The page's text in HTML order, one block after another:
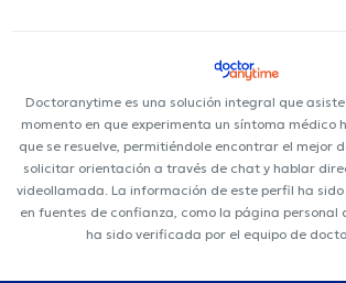
Doctoranytime es una solución integral que
momento en que experimenta un síntoma médico
que se resuelve, permitiéndole encontrar el mejor
solicitar orientación a través de chat y hablar
videollamada. La información de este perfil ha
en fuentes de confianza, como la página personal
ha sido verificada por el equipo de